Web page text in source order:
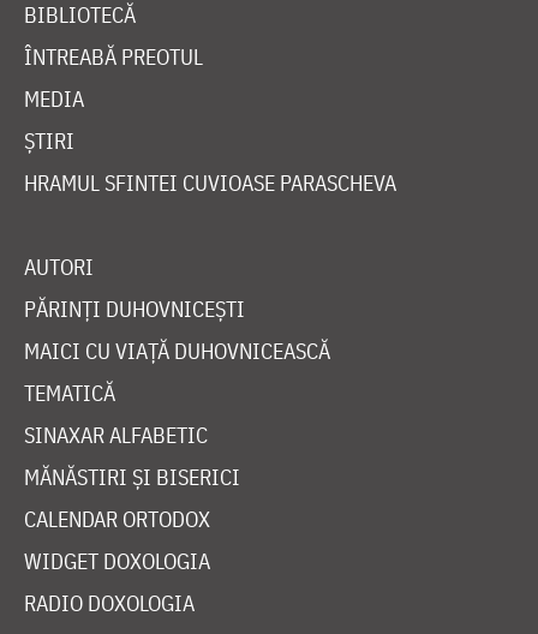
BIBLIOTECĂ
ÎNTREABĂ PREOTUL
MEDIA
ȘTIRI
HRAMUL SFINTEI CUVIOASE PARASCHEVA
AUTORI
PĂRINȚI DUHOVNICEȘTI
MAICI CU VIAȚĂ DUHOVNICEASCĂ
TEMATICĂ
SINAXAR ALFABETIC
MĂNĂSTIRI ȘI BISERICI
CALENDAR ORTODOX
WIDGET DOXOLOGIA
RADIO DOXOLOGIA